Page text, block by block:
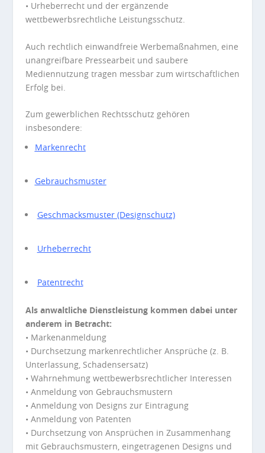
• Urheberrecht und der ergänzende
wettbewerbsrechtliche Leistungsschutz.
Auch rechtlich einwandfreie Werbemaßnahmen, eine
unangreifbare Pressearbeit und saubere
Mediennutzung tragen messbar zum wirtschaftlichen
Erfolg bei.
Zum gewerblichen Rechtsschutz gehören
insbesondere:
Markenrecht
Gebrauchsmuster
Geschmacksmuster (Designschutz)
Urheberrecht
Patentrecht
Als anwaltliche Dienstleistung kommen dabei unter
anderem in Betracht:
• Markenanmeldung
• Durchsetzung markenrechtlicher Ansprüche (z. B.
Unterlassung, Schadensersatz)
• Wahrnehmung wettbewerbsrechtlicher Interessen
• Anmeldung von Gebrauchsmustern
• Anmeldung von Designs zur Eintragung
• Anmeldung von Patenten
• Durchsetzung von Ansprüchen in Zusammenhang
mit Gebrauchsmustern, eingetragenen Designs und